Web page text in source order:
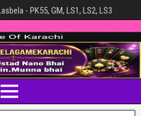
- PK55, GM, LS1, LS2, LS3